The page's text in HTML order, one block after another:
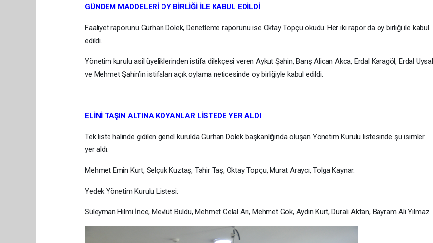
GÜNDEM MADDELERİ OY BİRLİĞİ İLE KABUL EDİLDİ
Faaliyet raporunu Gürhan Dölek, Denetleme raporunu ise Oktay Topçu okudu. Her iki rapor da oy birliği ile kabul
edildi.
Yönetim kurulu asil üyeliklerinden istifa dilekçesi veren Aykut Şahin, Barış Alican Akca, Erdal Karagöl, Erdal Uysal
ve Mehmet Şahin’in istifaları açık oylama neticesinde oy birliğiyle kabul edildi.
ELİNİ TAŞIN ALTINA KOYANLAR LİSTEDE YER ALDI
Tek liste halinde gidilen genel kurulda Gürhan Dölek başkanlığında oluşan Yönetim Kurulu listesinde şu isimler
yer aldı:
Mehmet Emin Kurt, Selçuk Kuztaş, Tahir Taş, Oktay Topçu, Murat Araycı, Tolga Kaynar.
Yedek Yönetim Kurulu Listesi:
Süleyman Hilmi İnce, Mevlüt Buldu, Mehmet Celal Arı, Mehmet Gök, Aydın Kurt, Durali Aktan, Bayram Ali Yılmaz